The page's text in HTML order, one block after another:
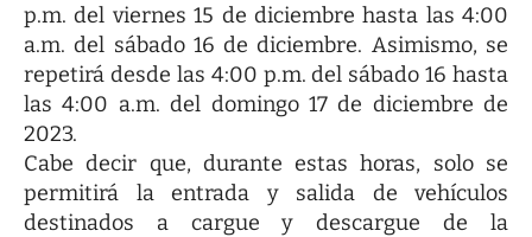
p.m. del viernes 15 de diciembre hasta las 4:00
a.m. del sábado 16 de diciembre. Asimismo, se
repetirá desde las 4:00 p.m. del sábado 16 hasta
las 4:00 a.m. del domingo 17 de diciembre de
2023.
Cabe decir que, durante estas horas, solo se
permitirá la entrada y salida de vehículos
destinados a cargue y descargue de la